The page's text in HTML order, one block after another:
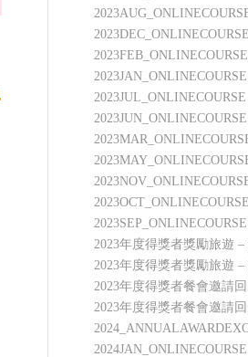
2023DEC_ONLINECOURSE
2023FEB_ONLINECOURSE
2023JAN_ONLINECOURSE
2023JUL_ONLINECOURSE
2023JUN_ONLINECOURSE
2023OCT_ONLINECOURSE
2023SEP_ONLINECOURSE
2023年度得獎者獎勵旅遊 –
2023年度得獎者獎勵旅遊 –
2023年度得獎者餐會邀請
2023年度得獎者餐會邀請
2024JAN_ONLINECOURSE